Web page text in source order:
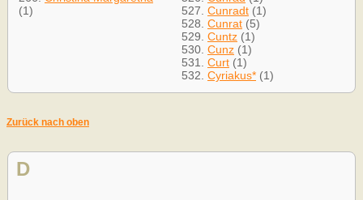
(1)
527. Cunradt (1)
528. Cunrat (5)
529. Cuntz (1)
530. Cunz (1)
531. Curt (1)
532. Cyriakus* (1)
Zurück nach oben
D